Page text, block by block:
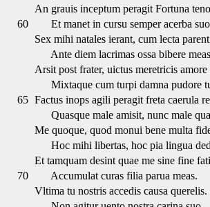
An grauis inceptum peragit Fortuna
60
Et manet in cursu semper acerba
Sex mihi natales ierant, cum lecta
Ante diem lacrimas ossa bibere
Arsit post frater, uictus meretricis amore
Mixtaque cum turpi damna pudore
65 Factus inops agili peragit freta caerula
Quasque male amisit, nunc male
Me quoque, quod monui bene multa
Hoc mihi libertas, hoc pia lingua
Et tamquam desint quae me sine fine
70
Accumulat curas filia parua meas.
Vltima tu nostris accedis causa querelis.